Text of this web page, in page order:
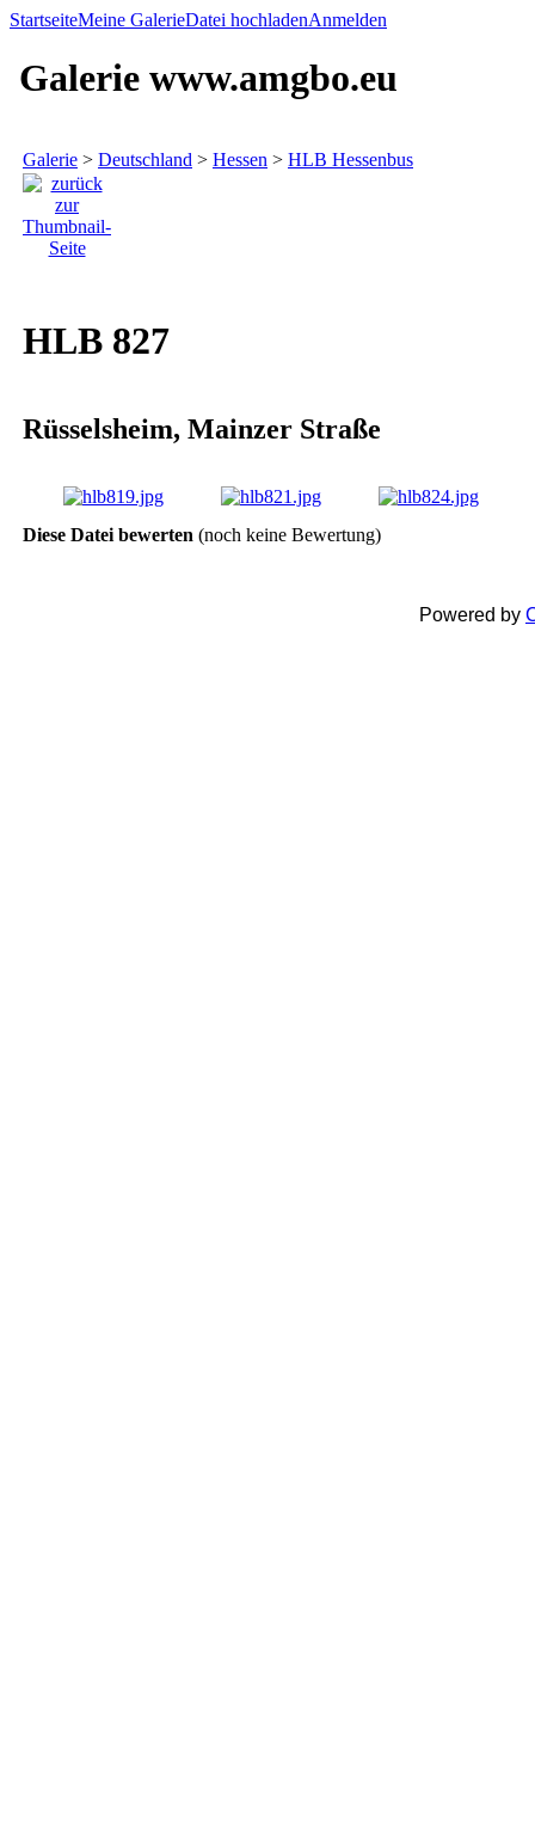
StartseiteMeine GalerieDatei hochladenAnmelden
Galerie www.amgbo.eu
Galerie > Deutschland > Hessen > HLB Hessenbus
HLB 827
Rüsselsheim, Mainzer Straße
Diese Datei bewerten (noch keine Bewertung)
Powered by